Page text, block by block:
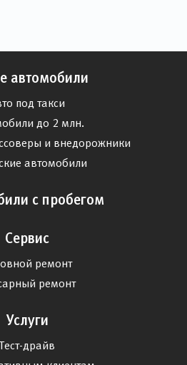
автомобили
под такси
до 2 млн.
и внедорожники
автомобили
с пробегом
Сервис
ремонт
ремонт
Услуги
Тест-драйв